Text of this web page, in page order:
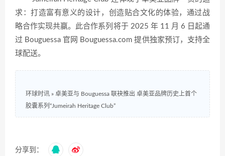
求：打造富有意义的设计，创造贴合文化的体验，通过战
略合作实现共赢。此合作系列将于 2025 年 11 月 6 日起通
过 Bouguessa 官网 Bouguessa.com 提供独家预订，支持全
球配送。
环球时讯 » 卓美亚与 Bouguessa 联袂推出 卓美亚品牌历史上首个
胶囊系列“Jumeirah Heritage Club”
分享到：